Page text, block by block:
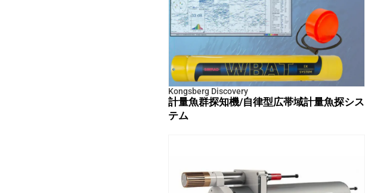
Kongsberg Discovery
計量魚群探知機/自律型広帯域計量魚探シス
テム